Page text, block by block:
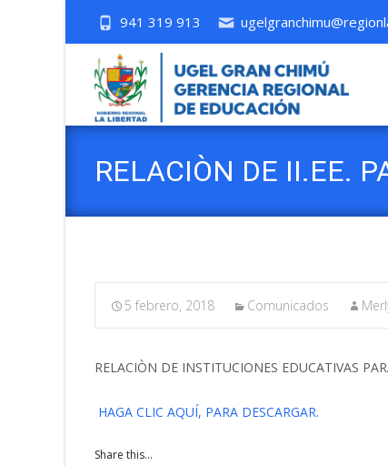
941 319 913
RELACIÒN DE II.EE.
5 febrero, 2018 Comunicados
RELACIÒN DE INSTITUCIONES EDUCATIVAS
HAGA CLIC AQUÍ, PARA DESCARGAR.
Share this...